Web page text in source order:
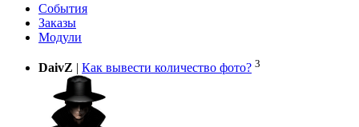
События
Заказы
Модули
DaivZ | Как вывести количество фото? 3